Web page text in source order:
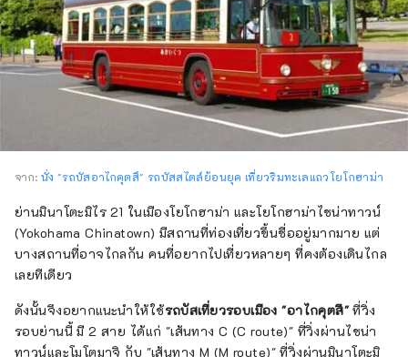
จาก: นั่ง "รถบัสอาไกคุตสึ" รถบัสสไตล์ย้อนยุค เที่ยวริมทะเลแถวโยโกฮาม่า
ย่านมินาโตะมิไร 21 ในเมืองโยโกฮาม่า และโยโกฮาม่าไชน่าทาวน์
(Yokohama Chinatown) มีสถานที่ท่องเที่ยวขึ้นชื่ออยู่มากมาย แต่
บางสถานที่อาจไกลกัน คนที่อยากไปเที่ยวหลายๆ ที่คงต้องเดินไกล
เลยทีเดียว
ดังนั้นจึงอยากแนะนำให้ใช้รถบัสเที่ยวรอบเมือง "อาไกคุตสึ"ที่วิ่ง
รอบย่านนี้ มี 2 สาย ได้แก่ "เส้นทาง C (C route)" ที่วิ่งผ่านไชน่า
ทาวน์และโมโตมาจิ กับ "เส้นทาง M (M route)" ที่วิ่งผ่านมินาโตะมิ